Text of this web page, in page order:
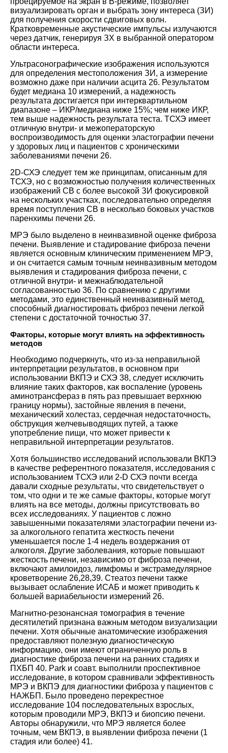
визуализировать орган и выбрать зону интереса (ЗИ)
для получения скорости сдвиговых волн.
Кратковременные акустические импульсы излучаются
через датчик, генерируя ЗХ в выбранной оператором
области интереса.
Ультрасонографические изображения используются
для определения местоположения ЗИ, а измерение
возможно даже при наличии асцита 26. Результатом
будет медиана 10 измерений, а надежность
результата достигается при интерквартильном
диапазоне – ИКР/медиана ниже 15%; чем ниже ИКР,
тем выше надежность результата теста. ТСХЭ имеет
отличную внутри- и межоператорскую
воспроизводимость для оценки эластографии печени
у здоровых лиц и пациентов с хроническими
заболеваниями печени 26.
2D-СХЭ следует тем же принципам, описанным для
ТСХЭ, но с возможностью получения количественных
изображений СВ с более высокой ЗИ фокусировкой
на нескольких участках, последовательно определяя
время поступления СВ в несколько боковых участков
паренхимы печени 26.
МРЭ было выделено в неинвазивной оценке фиброза
печени. Выявление и стадирование фиброза печени
является основным клиническим применением МРЭ,
и он считается самым точным неинвазивным методом
выявления и стадирования фиброза печени, с
отличной внутри- и межнаблюдательной
согласованностью 36. По сравнению с другими
методами, это единственный неинвазивный метод,
способный диагностировать фиброз печени легкой
степени с достаточной точностью 37.
Факторы, которые могут влиять на эффективность
методов
Необходимо подчеркнуть, что из-за неправильной
интерпретации результатов, в основном при
использовании ВКПЭ и СХЭ 38, следует исключить
влияние таких факторов, как воспаление (уровень
аминотрансфераз в пять раз превышает верхнюю
границу нормы), застойные явления в печени,
механический холестаз, сердечная недостаточность,
обструкция желчевыводящих путей, а также
употребление пищи, что может привести к
неправильной интерпретации результатов.
Хотя большинство исследований использовали ВКПЭ
в качестве референтного показателя, исследования с
использованием ТСХЭ или 2-D СХЭ почти всегда
давали сходные результаты, что свидетельствует о
том, что одни и те же самые факторы, которые могут
влиять на все методы, должны присутствовать во
всех исследованиях. У пациентов с ложно
завышенными показателями эластографии печени из-
за алкогольного гепатита жесткость печени
уменьшается после 1-4 недель воздержания от
алкоголя. Другие заболевания, которые повышают
жесткость печени, независимо от фиброза печени,
включают амилоидоз, лимфомы и экстрамедулярное
кроветворение 26,28,39. Стеатоз печени также
вызывает ослабление ИСАБ и может приводить к
большей вариабельности измерений 26.
Магнитно-резонансная томография в течение
десятилетий признана важным методом визуализации
печени. Хотя обычные анатомические изображения
предоставляют полезную диагностическую
информацию, они имеют ограниченную роль в
диагностике фиброза печени на ранних стадиях и
ПХБП 40. Park и соавт. выполнили проспективное
исследование, в котором сравнивали эффективность
МРЭ и ВКПЭ для диагностики фиброза у пациентов с
НАЖБП. Было проведено перекрестное
исследование 104 последовательных взрослых,
которым проводили МРЭ, ВКПЭ и биопсию печени.
Авторы обнаружили, что МРЭ является более
точным, чем ВКПЭ, в выявлении фиброза печени (1
стадия или более) 41.